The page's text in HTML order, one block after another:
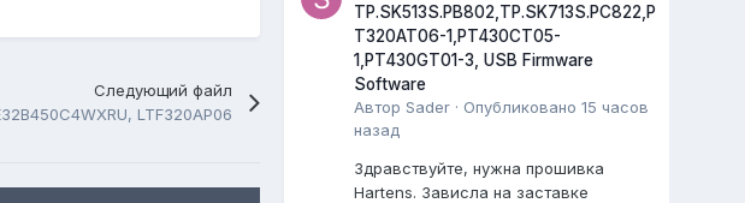
Следующий файл
LTF320AP06
TP.SK513S.PB802,TP.SK713S.PC822,P
T320AT06-1,PT430CT05-
1,PT430GT01-3, USB Firmware
Software
АвторSader · Опубликовано15 часов
назад
Здравствуйте, нужна прошивка
Hartens. Зависла на заставке